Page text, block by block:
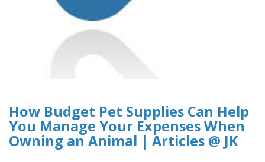
How Budget Pet Supplies Can Help
You Manage Your Expenses When
Owning an Animal | Articles @ JK